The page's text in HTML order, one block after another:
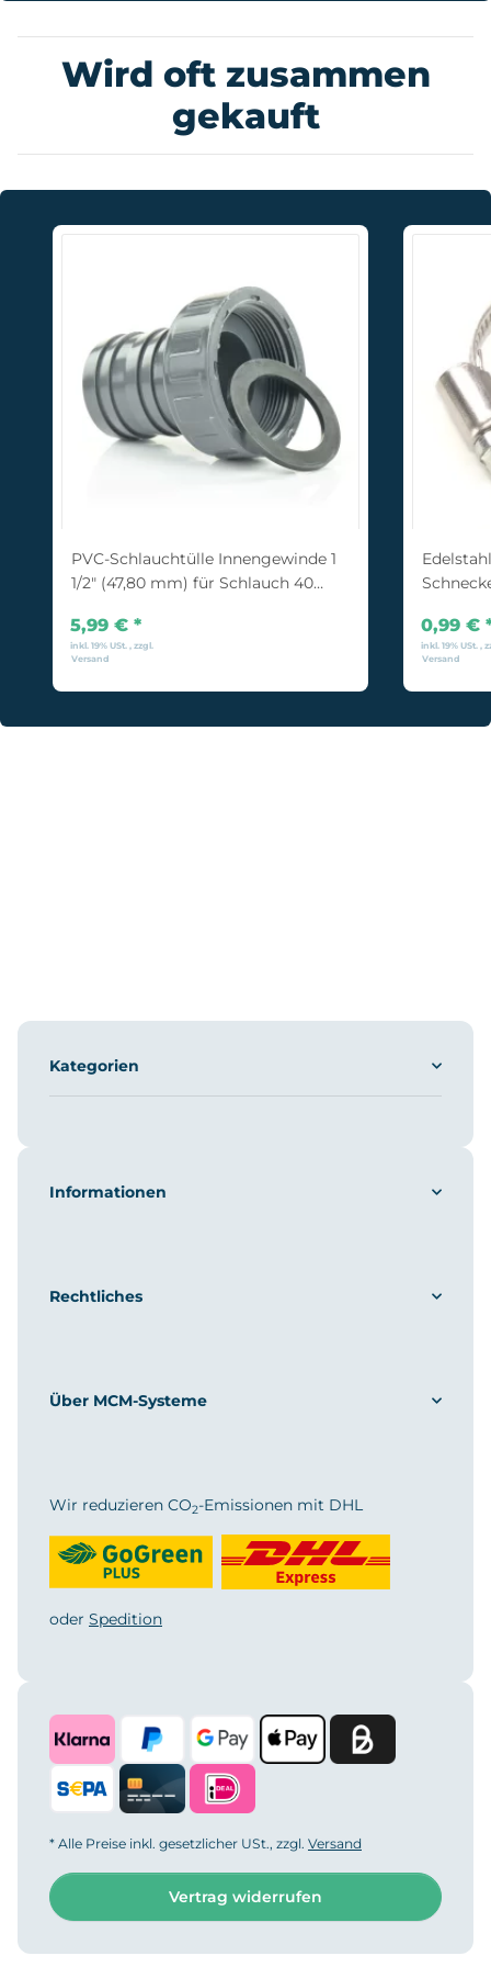
Wird oft zusammen
gekauft
PVC-Schlauchtülle Innengewinde 1
1/2" (47,80 mm) für Schlauch 40
5,99 € *
inkl. 19% USt. , zzgl.
Versand
0,99 €
inkl. 19% USt. ,
Versand
Kategorien
Informationen
Rechtliches
Über MCM-Systeme
Wir reduzieren CO2-Emissionen mit DHL
oder Spedition
* Alle Preise inkl. gesetzlicher USt., zzgl. Versand
Vertrag widerrufen